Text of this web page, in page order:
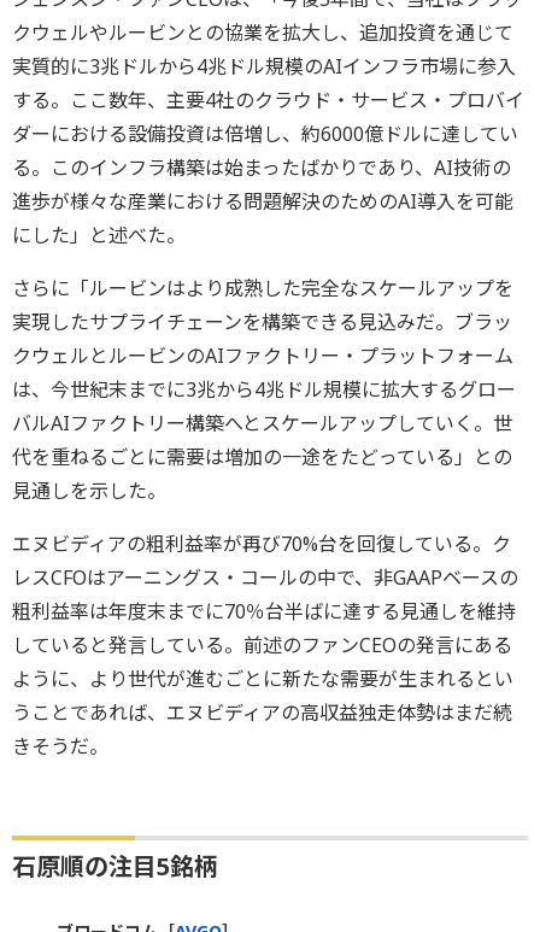
クウェルやルービンとの協業を拡大し、追加投資を通じて
実質的に3兆ドルから4兆ドル規模のAIインフラ市場に参入
する。ここ数年、主要4社のクラウド・サービス・プロバイ
ダーにおける設備投資は倍増し、約6000億ドルに達してい
る。このインフラ構築は始まったばかりであり、AI技術の
進歩が様々な産業における問題解決のためのAI導入を可能
にした」と述べた。
さらに「ルービンはより成熟した完全なスケールアップを
実現したサプライチェーンを構築できる見込みだ。ブラッ
クウェルとルービンのAIファクトリー・プラットフォーム
は、今世紀末までに3兆から4兆ドル規模に拡大するグロー
バルAIファクトリー構築へとスケールアップしていく。世
代を重ねるごとに需要は増加の一途をたどっている」との
見通しを示した。
エヌビディアの粗利益率が再び70%台を回復している。ク
レスCFOはアーニングス・コールの中で、非GAAPベースの
粗利益率は年度末までに70％台半ばに達する見通しを維持
していると発言している。前述のファンCEOの発言にある
ように、より世代が進むごとに新たな需要が生まれるとい
うことであれば、エヌビディアの高収益独走体勢はまだ続
きそうだ。
石原順の注目5銘柄